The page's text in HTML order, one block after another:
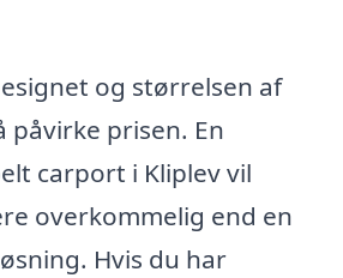
og størrelsen af
påvirke prisen. En
carport i Kliplev vil
overkommelig end en
Hvis du har